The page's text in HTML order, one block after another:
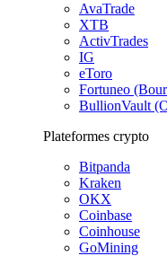
AvaTrade
XTB
ActivTrades
IG
eToro
Fortuneo
BullionVault
Plateformes crypto
Bitpanda
Kraken
OKX
Coinbase
Coinhouse
GoMining